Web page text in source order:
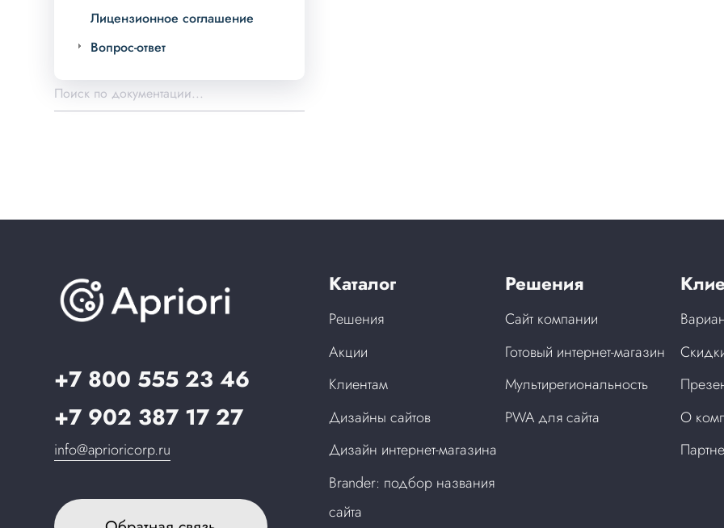
Лицензионное соглашение
Вопрос-ответ
+7 800 555 23 46
+7 902 387 17 27
info@aprioricorp.ru
Каталог
Решения
Акции
Клиентам
Дизайны сайтов
Дизайн интернет-магазина
Brander: подбор названия
сайта
Решения
Сайт компании
Готовый интернет-магазин
Мультирегиональность
PWA для сайта
О